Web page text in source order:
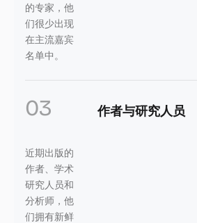
的专家，他
们很少出现
在主流嘉宾
名单中。
03 作者与研究人员
近期出版的
作者、学术
研究人员和
分析师，他
们拥有新鲜